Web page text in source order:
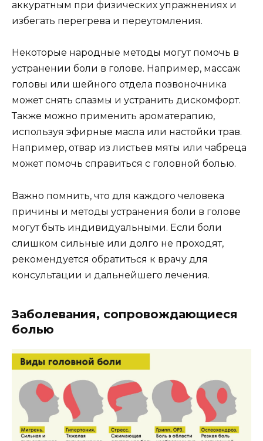
аккуратным при физических упражнениях и
избегать перегрева и переутомления.
Некоторые народные методы могут помочь в
устранении боли в голове. Например, массаж
головы или шейного отдела позвоночника
может снять спазмы и устранить дискомфорт.
Также можно применить ароматерапию,
используя эфирные масла или настойки трав.
Например, отвар из листьев мяты или чабреца
может помочь справиться с головной болью.
Важно помнить, что для каждого человека
причины и методы устранения боли в голове
могут быть индивидуальными. Если боли
слишком сильные или долго не проходят,
рекомендуется обратиться к врачу для
консультации и дальнейшего лечения.
Заболевания, сопровождающиеся
болью